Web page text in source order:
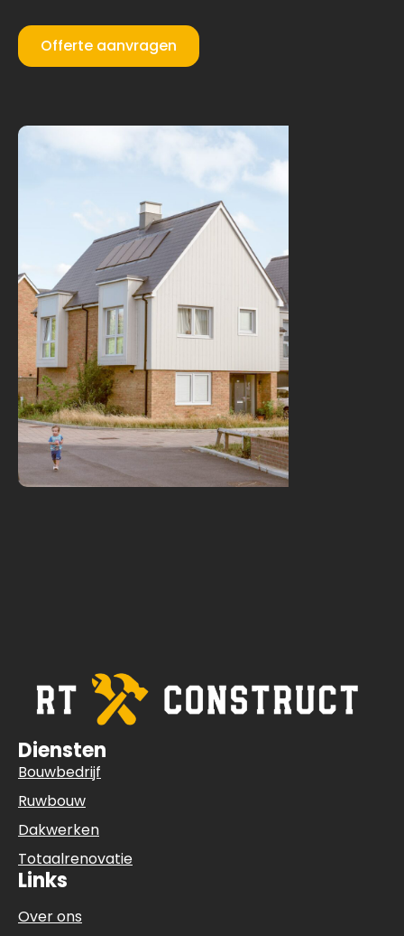
Offerte aanvragen
Diensten
Bouwbedrijf
Ruwbouw
Dakwerken
Totaalrenovatie
Links
Over ons